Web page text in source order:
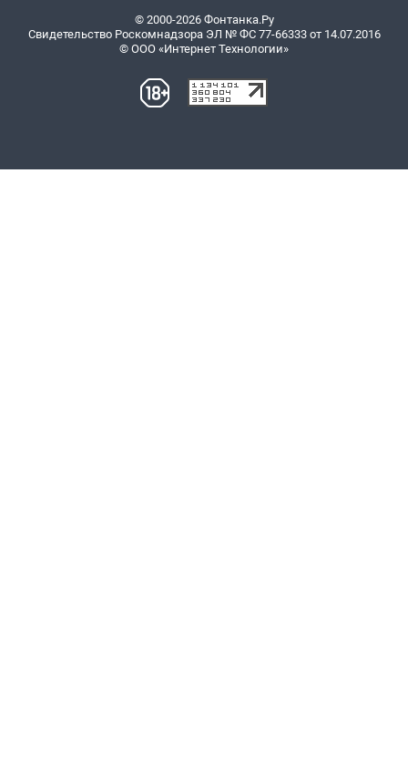
© 2000-2026 Фонтанка.Ру
Свидетельство Роскомнадзора ЭЛ № ФС 77-66333 от 14.07.2016
© ООО «Интернет Технологии»